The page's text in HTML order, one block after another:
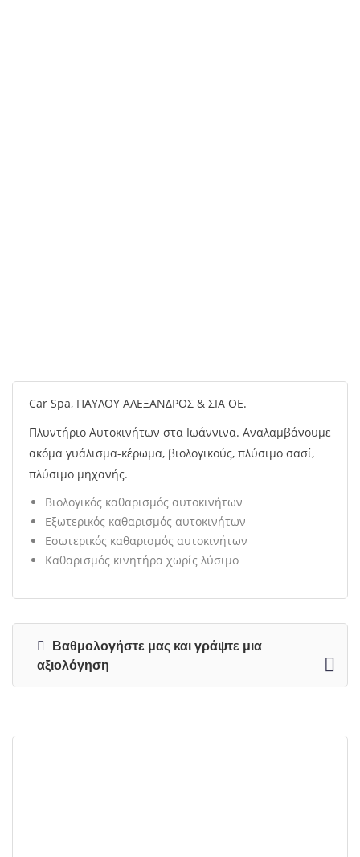
Car Spa, ΠΑΥΛΟΥ ΑΛΕΞΑΝΔΡΟΣ & ΣΙΑ ΟΕ.
Πλυντήριο Αυτοκινήτων στα Ιωάννινα. Αναλαμβάνουμε
ακόμα γυάλισμα-κέρωμα, βιολογικούς, πλύσιμο σασί,
πλύσιμο μηχανής.
Βιολογικός καθαρισμός αυτοκινήτων
Εξωτερικός καθαρισμός αυτοκινήτων
Εσωτερικός καθαρισμός αυτοκινήτων
Καθαρισμός κινητήρα χωρίς λύσιμο
Βαθμολογήστε μας και γράψτε μια
αξιολόγηση